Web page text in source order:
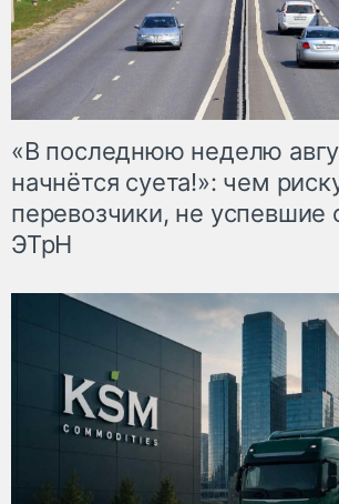
«В последнюю неделю
начнётся суета!»: чем
перевозчики, не успевшие
ЭТрН